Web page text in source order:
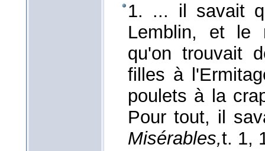
1. ... il savait
Lemblin, et le
qu'on trouvait
filles à
poulets à la
Pour tout, il
Misérables,t. 1,